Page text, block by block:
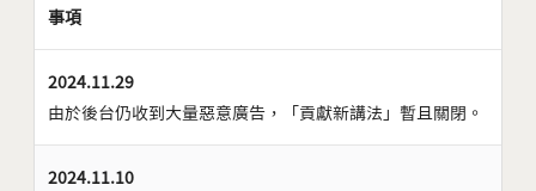
事項
2024.11.29
由於後台仍收到大量惡意廣告，「貢獻新講法」暫且關閉。
2024.11.10